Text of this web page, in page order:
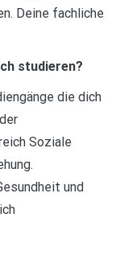
Deine fachliche
studieren?
die dich
Soziale
und